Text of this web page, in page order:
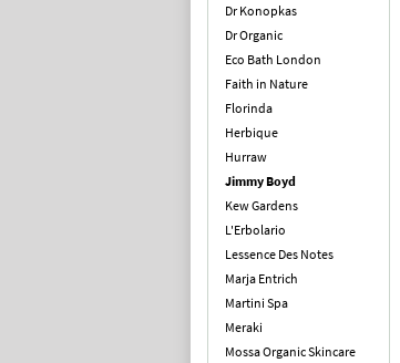
Dr Konopkas
Dr Organic
Eco Bath London
Faith in Nature
Florinda
Herbique
Hurraw
Jimmy Boyd
Kew Gardens
L'Erbolario
Lessence Des Notes
Marja Entrich
Martini Spa
Meraki
Mossa Organic Skincare